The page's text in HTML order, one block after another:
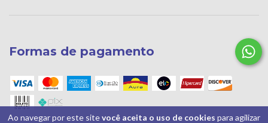
Ao navegar por este sitevocê aceita o uso de cookies para agilizar
Formas de pagamento